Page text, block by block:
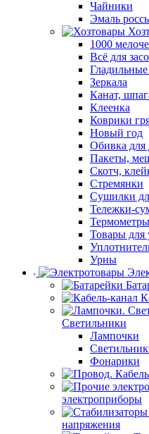
Чайники
Эмаль
1000
Всё для
Зеркала
Канат,
Клеенка
Коврики
Новый год
Обивка для
Пакеты,
Скотч,
Стремянки
Сушилки
Тележки-
Термометры
Товары для
Урны
Светильники
Лампочки
Фонарики
электроприборы
напряжения